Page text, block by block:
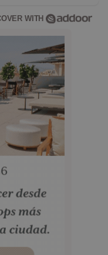
WITH